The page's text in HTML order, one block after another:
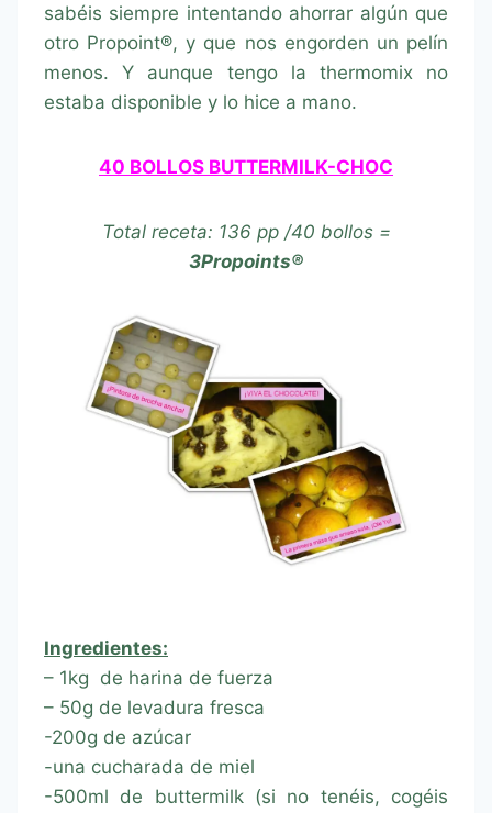
sabéis siempre intentando ahorrar algún que
otro Propoint®, y que nos engorden un pelín
menos. Y aunque tengo la thermomix no
estaba disponible y lo hice a mano.
40 BOLLOS BUTTERMILK-CHOC
Total receta: 136 pp /40 bollos =
3Propoints®
Ingredientes:
– 1kg de harina de fuerza
– 50g de levadura fresca
-200g de azúcar
-una cucharada de miel
-500ml de buttermilk (si no tenéis, cogéis